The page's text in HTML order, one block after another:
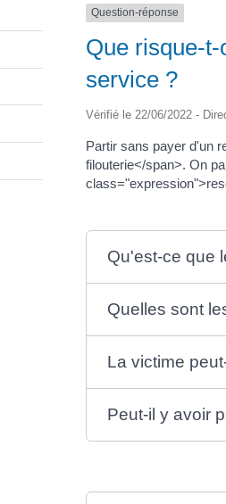
Question-réponse
Que risque-
service ?
Vérifié le 22/06/2022 -
Partir sans payer d'un
filouterie</span>. On
Qu'est-ce que
Quelles sont
La victime
Peut-il y avoir